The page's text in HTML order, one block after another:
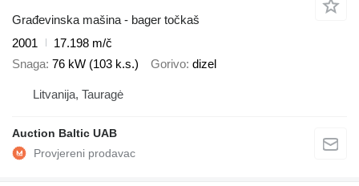
Građevinska mašina - bager točkaš
2001
17.198 m/č
Snaga 76 kW (103 k.s.) Gorivo dizel
Litvanija, Tauragė
Auction Baltic UAB